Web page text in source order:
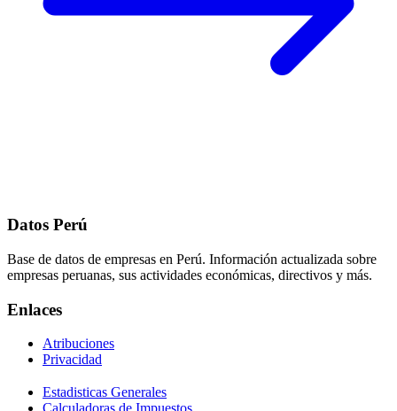
Datos Perú
Base de datos de empresas en Perú. Información actualizada sobre
empresas peruanas, sus actividades económicas, directivos y más.
Enlaces
Atribuciones
Privacidad
Estadisticas Generales
Calculadoras de Impuestos